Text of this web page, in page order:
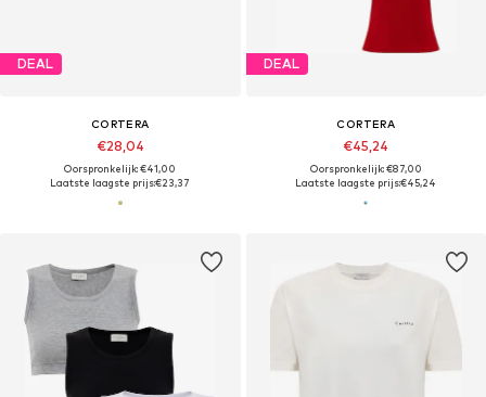
DEAL
CORTERA
€28,04
Oorspronkelijk: €41,00
Laatste laagste prijs:€23,37
DEAL
CORTERA
€45,24
Oorspronkelijk: €87,00
Laatste laagste prijs:€45,24